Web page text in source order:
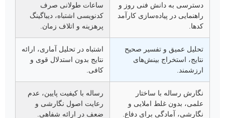
دسترسی به دانش فنی روز و
راهنمایی در پیاده‌سازی کارآمد
کدها.
ساعات طولانی صرف
کدنویسی اشتباه، دیباگینگ
پرهزینه و اتلاف زمان.
تحلیل عمیق و تفسیر صحیح
نتایج، استخراج بینش‌های
ارزشمند.
اشتباه در تحلیل آماری، ارائه
نتایج بدون استدلال قوی و
کافی.
نگارش رساله با ساختار
علمی، بدون غلط املایی و
نگارشی، آمادگی برای دفاع.
رساله با کیفیت پایین، عدم
رعایت اصول نگارشی و
ضعف در ارائه شفاهی.